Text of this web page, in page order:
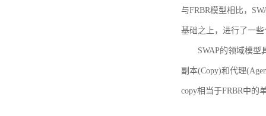
与FRBR模型相比，
基础之上，进行了一
SWAP的领域模型
副本(Copy)和代理
copy相当于FRBR中的